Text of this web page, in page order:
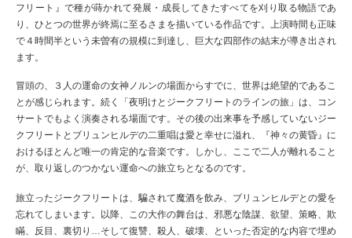
フリート』で種が蒔かれて発展・成長してきたすべてを刈り取る物語であ
り、ひとつの世界が終焉に至るさまを描いている作品です。上演時間も正味
で４時間半という未曽有の規模に到達し、巨大な四部作の結末が導き出され
ます。
冒頭の、３人の運命の女神ノルンの場面からすでに、世界は絶望的であるこ
とが感じられます。続く「夜明けとジークフリートのラインの旅」は、コン
サートでもよく演奏される場面です。その後の出来事を予感していないジー
クフリートとブリュンヒルデの二重唱は愛と幸せに溢れ、『神々の黄昏』に
おけるほとんど唯一の肯定的な音楽です。しかし、ここで二人が離れること
が、取り返しのつかない運命への旅立ちとなるのです。
旅立ったジークフリートは、騙されて魔酒を飲み、ブリュンヒルデとの愛を
忘れてしまいます。以降、この大作の舞台は、邪悪な陰謀、欲望、策略、欺
瞞、反目、裏切り…そして復讐、殺人、破壊、といった否定的な内容で埋め